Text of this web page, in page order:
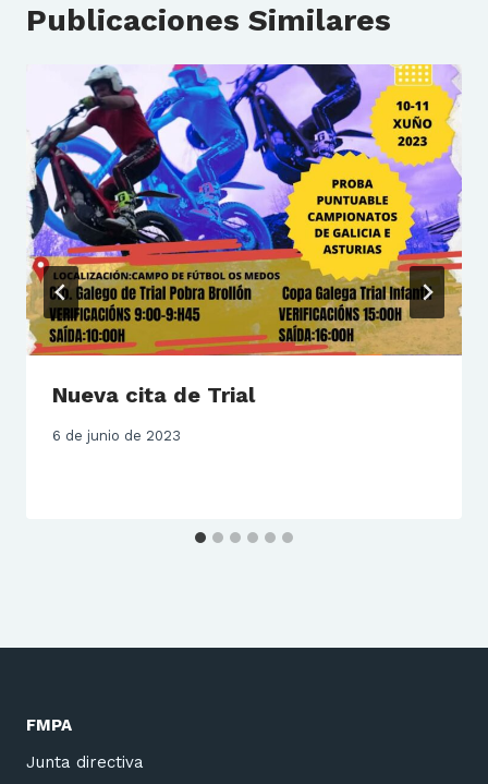
Publicaciones Similares
Nueva cita de Trial
6 de junio de 2023
FMPA
Junta directiva